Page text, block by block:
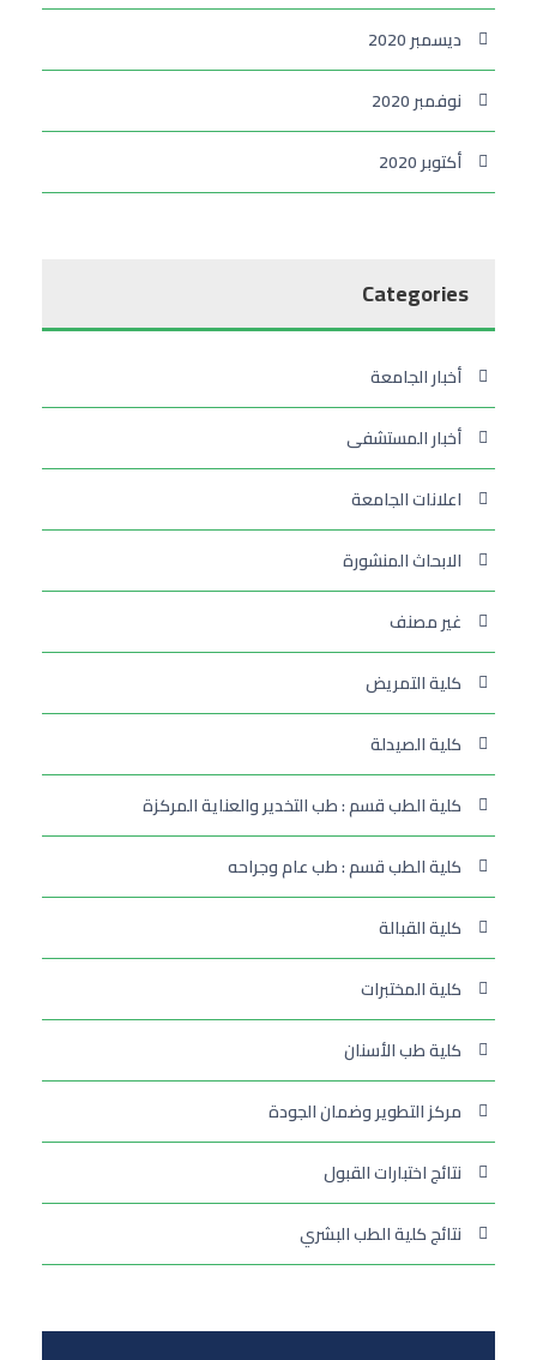
ديسمبر 2020
نوفمبر 2020
أكتوبر 2020
Categories
أخبار الجامعة
أخبار المستشفى
اعلانات الجامعة
الابحاث المنشورة
غير مصنف
كلية التمريض
كلية الصيدلة
كلية الطب قسم : طب التخدير والعناية المركزة
كلية الطب قسم : طب عام وجراحه
كلية القبالة
كلية المختبرات
كلية طب الأسنان
مركز التطوير وضمان الجودة
نتائج اختبارات القبول
نتائج كلية الطب البشري